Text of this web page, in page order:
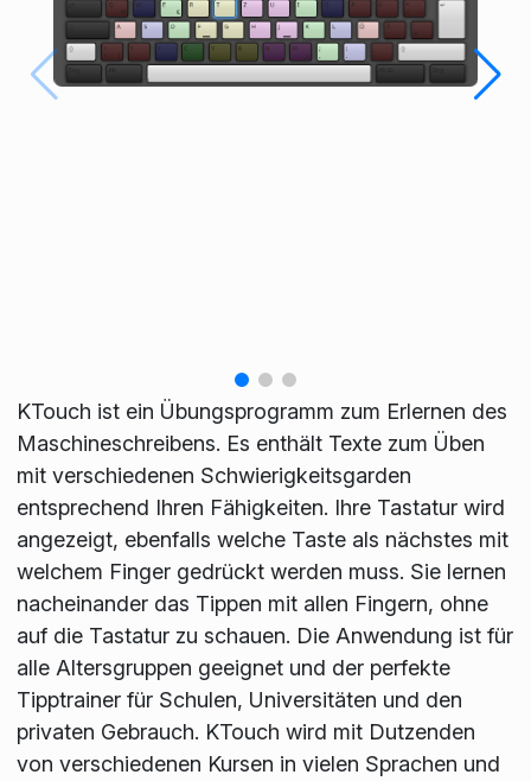
KTouch ist ein Übungsprogramm zum Erlernen des
Maschineschreibens. Es enthält Texte zum Üben
mit verschiedenen Schwierigkeitsgarden
entsprechend Ihren Fähigkeiten. Ihre Tastatur wird
angezeigt, ebenfalls welche Taste als nächstes mit
welchem Finger gedrückt werden muss. Sie lernen
nacheinander das Tippen mit allen Fingern, ohne
auf die Tastatur zu schauen. Die Anwendung ist für
alle Altersgruppen geeignet und der perfekte
Tipptrainer für Schulen, Universitäten und den
privaten Gebrauch. KTouch wird mit Dutzenden
von verschiedenen Kursen in vielen Sprachen und